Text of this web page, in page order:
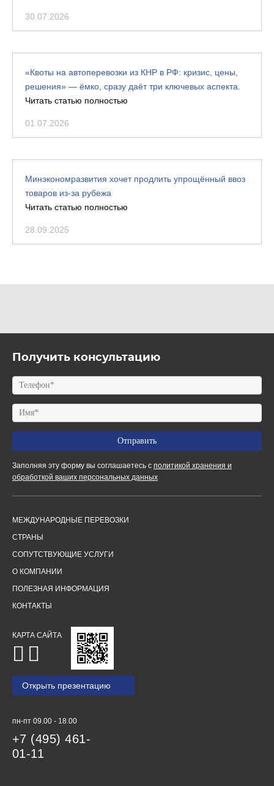
30.07.2026
«Квоты на автоперевозки из КНР в РФ: кризис, цены,
решения» — ёмко, сразу даёт три ключевых аспекта.
Читать статью полностью
01.07.2026
Минэкономразвития хочет продлить упрощённый ввоз
товаров из-за рубежа
Читать статью полностью
28.09.2025
Получить консультацию
Заполняя эту форму вы соглашаетесь с политикой хранения и
обработкой ваших персональных данных
МЕЖДУНАРОДНЫЕ ПЕРЕВОЗКИ
СТРАНЫ
СОПУТСТВУЮЩИЕ УСЛУГИ
О КОМПАНИИ
ПОЛЕЗНАЯ ИНФОРМАЦИЯ
КОНТАКТЫ
КАРТА САЙТА
Открыть презентацию
пн-пт 09.00 - 18.00
+7 (495) 461-
01-11